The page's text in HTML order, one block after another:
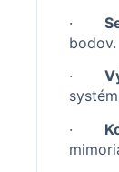
·
bodov.
·
·